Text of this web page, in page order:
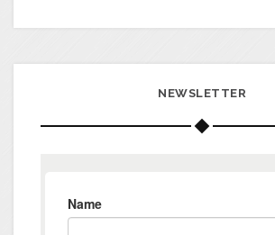
NEWSLETTER